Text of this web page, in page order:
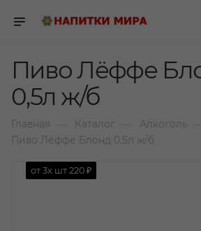
Пиво Лёффе
0,5л ж/б
Главная Каталог Алкоголь
Пиво Лёффе Блонд 0,5л ж/б
от 3х шт 220 ₽